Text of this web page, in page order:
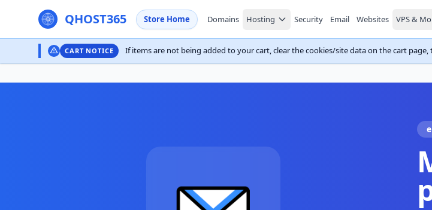
QHOST365 Store Home Domains Hosting Security Email Websites VPS &
CART NOTICE If items are not being added to your cart, clear the cookies/site data on the cart page,